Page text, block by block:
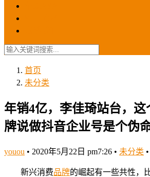
首页
未分类
年销4亿，李佳琦站台，
牌说做抖音企业号是个伪命
youou • 2020年5月22日 pm7:26 • 未分类 •
新兴消费品牌的崛起有一些共性，